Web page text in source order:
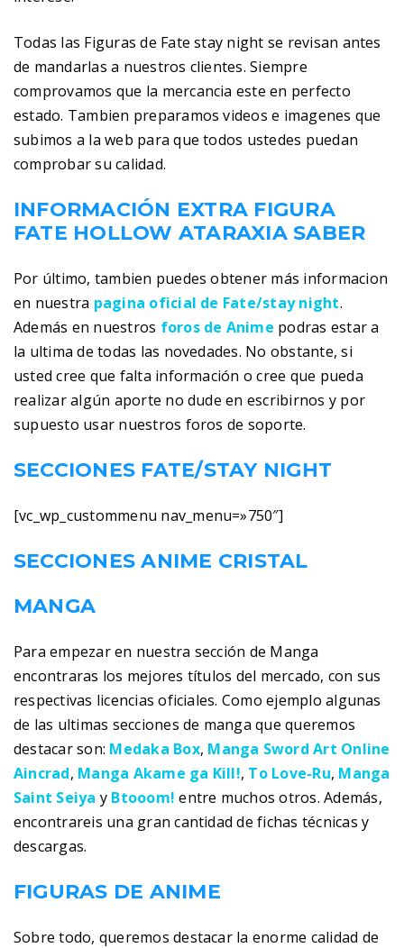
Todas las Figuras de Fate stay night se revisan antes
de mandarlas a nuestros clientes. Siempre
comprovamos que la mercancia este en perfecto
estado. Tambien preparamos videos e imagenes que
subimos a la web para que todos ustedes puedan
comprobar su calidad.
INFORMACIÓN EXTRA FIGURA
FATE HOLLOW ATARAXIA SABER
Por último, tambien puedes obtener más informacion
en nuestra pagina oficial de Fate/stay night.
Además en nuestros foros de Anime podras estar a
la ultima de todas las novedades. No obstante, si
usted cree que falta información o cree que pueda
realizar algún aporte no dude en escribirnos y por
supuesto usar nuestros foros de soporte.
SECCIONES FATE/STAY NIGHT
[vc_wp_custommenu nav_menu=»750″]
SECCIONES ANIME CRISTAL
MANGA
Para empezar en nuestra sección de Manga
encontraras los mejores títulos del mercado, con sus
respectivas licencias oficiales. Como ejemplo algunas
de las ultimas secciones de manga que queremos
destacar son: Medaka Box, Manga Sword Art Online
Aincrad, Manga Akame ga Kill!, To Love-Ru, Manga
Saint Seiya y Btooom! entre muchos otros. Además,
encontrareis una gran cantidad de fichas técnicas y
descargas.
FIGURAS DE ANIME
Sobre todo, queremos destacar la enorme calidad de